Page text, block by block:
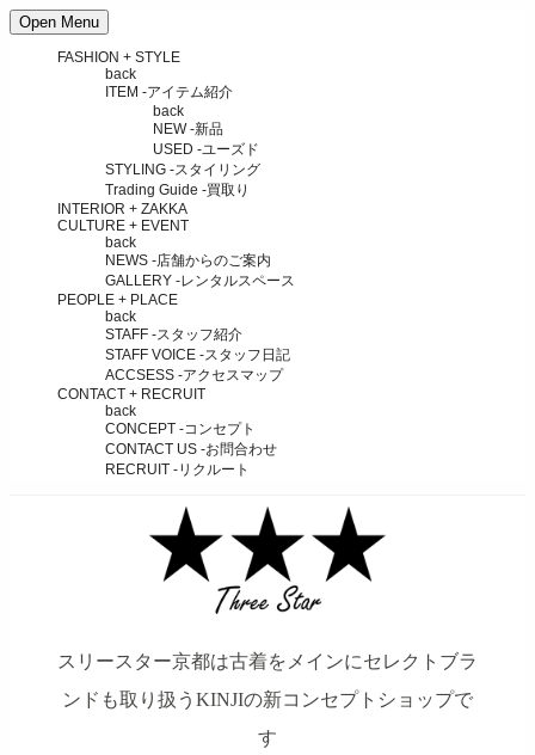
Open Menu
FASHION + STYLE
back
ITEM -アイテム紹介
back
NEW-新品
USED -ユーズド
STYLING -スタイリング
Trading Guide -買取り
INTERIOR + ZAKKA
CULTURE + EVENT
back
NEWS -店舗からのご案内
GALLERY -レンタルスペース
PEOPLE + PLACE
back
STAFF -スタッフ紹介
STAFF VOICE -スタッフ日記
ACCSESS -アクセスマップ
CONTACT + RECRUIT
back
CONCEPT -コンセプト
CONTACT US -お問合わせ
RECRUIT -リクルート
スリースター京都は古着をメインにセレクトブラ
ンドも取り扱うKINJIの新コンセプトショップで
す